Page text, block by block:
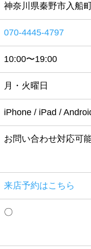
神奈川県秦野市入船
070-4445-4797
10:00〜19:00
月・火曜日
iPhone / iPad /
お問い合わせ対応可
来店予約はこちら
〇